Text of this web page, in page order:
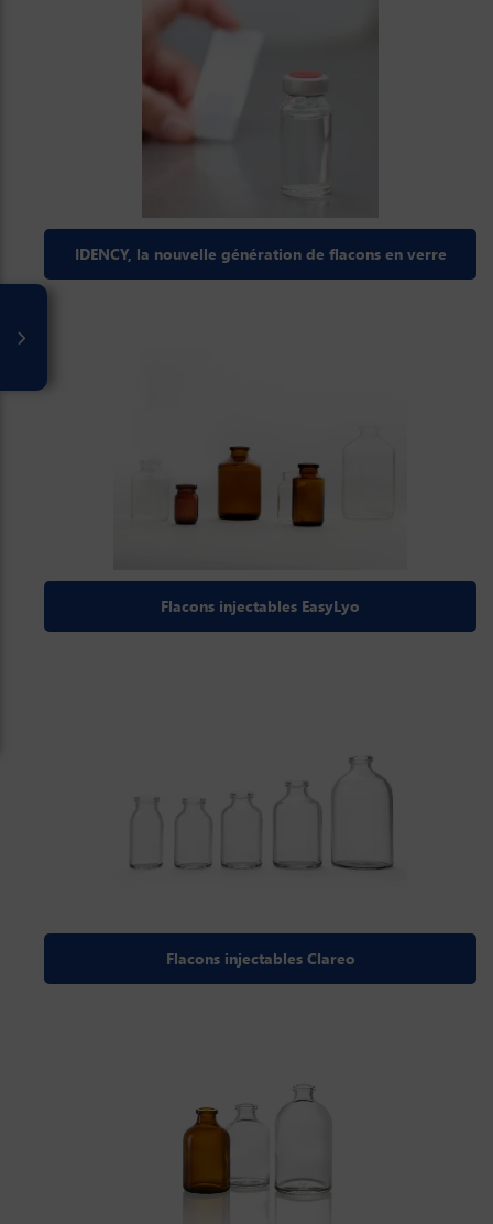
IDENCY, la nouvelle génération de flacons en verre
Flacons injectables EasyLyo
Flacons injectables Clareo